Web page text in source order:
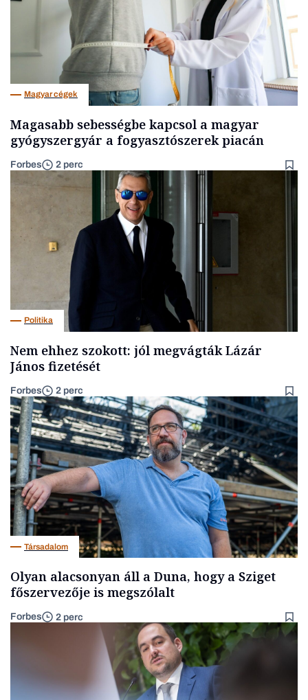
Magyar cégek
Magasabb sebességbe kapcsol a magyar
gyógyszergyár a fogyasztószerek piacán
Forbes 2 perc
Politika
Nem ehhez szokott: jól megvágták Lázár
János fizetését
Forbes 2 perc
Társadalom
Olyan alacsonyan áll a Duna, hogy a Sziget
főszervezője is megszólalt
Forbes 2 perc